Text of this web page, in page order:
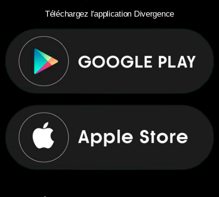
Téléchargez l'application Divergence